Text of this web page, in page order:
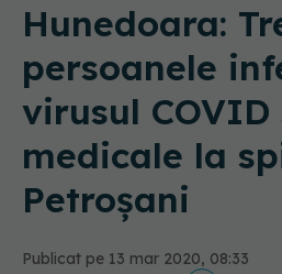
Hunedoara:
persoanele
virusul
medicale la
Petroşani
Publicat pe 13 mar 2020, 08:33